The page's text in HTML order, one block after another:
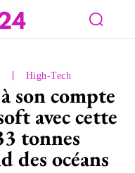
High-Tech
son compte
avec cette
tonnes
des océans